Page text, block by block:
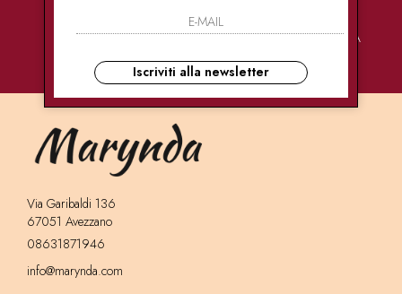
PAGAMENTI
CONSEGNE
ULTRA RAPIDE
ASSISTENZA
Via Garibaldi 136
67051 Avezzano
08631871946
info@marynda.com
Iscriviti alla newsletter